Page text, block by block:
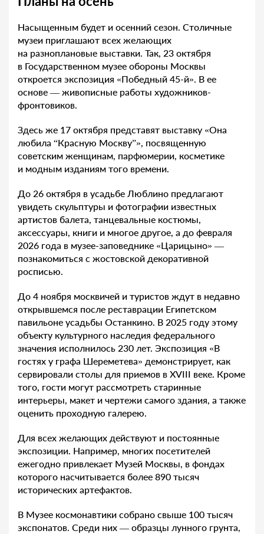
Насыщенным будет и осенний сезон. Столичные
музеи приглашают всех желающих
на разноплановые выставки. Так, 23 октября
в Государственном музее обороны Москвы
откроется экспозиция «Победный 45-й». В ее
основе — живописные работы художников-
фронтовиков.
Здесь же 17 октября представят выставку «Она
любила “Красную Москву”», посвященную
советским женщинам, парфюмерии, косметике
и модным изданиям того времени.
До 26 октября в усадьбе Люблино предлагают
увидеть скульптуры и фотографии известных
артистов балета, танцевальные костюмы,
аксессуары, книги и многое другое, а до февраля
2026 года в музее-заповеднике «Царицыно» —
познакомиться с жостовской декоративной
росписью.
До 4 ноября москвичей и туристов ждут в недавно
открывшемся после реставрации Египетском
павильоне усадьбы Останкино. В 2025 году этому
объекту культурного наследия федерального
значения исполнилось 230 лет. Экспозиция «В
гостях у графа Шереметева» демонстрирует, как
сервировали столы для приемов в XVIII веке. Кроме
того, гости могут рассмотреть старинные
интерьеры, макет и чертежи самого здания, а также
оценить проходную галерею.
Для всех желающих действуют и постоянные
экспозиции. Например, многих посетителей
ежегодно привлекает Музей Москвы, в фондах
которого насчитывается более 890 тысяч
исторических артефактов.
В Музее космонавтики собрано свыше 100 тысяч
экспонатов. Среди них — образцы лунного грунта,